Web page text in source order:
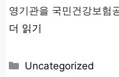
영기관을 국민건강보험
더 읽기
카
Uncategorized